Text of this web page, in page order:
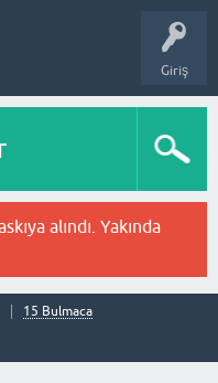
Giriş
alındı. Yakında
15 Bulmaca